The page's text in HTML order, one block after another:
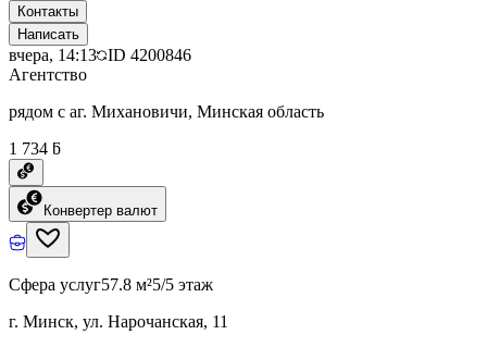
Контакты
Написать
вчера, 14:13 ID 4200846
Агентство
рядом с аг. Михановичи, Минская область
1 734 ƃ
Конвертер валют
Сфера услуг57.8 м²5/5 этаж
г. Минск, ул. Нарочанская, 11